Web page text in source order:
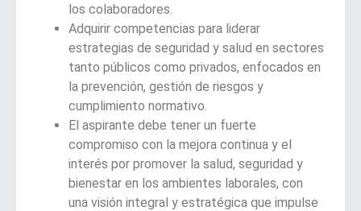
los colaboradores.
Adquirir competencias para liderar
estrategias de seguridad y salud en sectores
tanto públicos como privados, enfocados en
la prevención, gestión de riesgos y
cumplimiento normativo.
El aspirante debe tener un fuerte
compromiso con la mejora continua y el
interés por promover la salud, seguridad y
bienestar en los ambientes laborales, con
una visión integral y estratégica que impulse